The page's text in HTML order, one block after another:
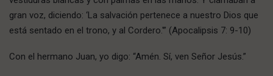
gran voz, diciendo: ‘La salvación pertenece a nuestro Dios que
está sentado en el trono, y al Cordero.'” (Apocalipsis 7: 9-10)
Con el hermano Juan, yo digo: “Amén. Sí, ven Señor Jesús.”